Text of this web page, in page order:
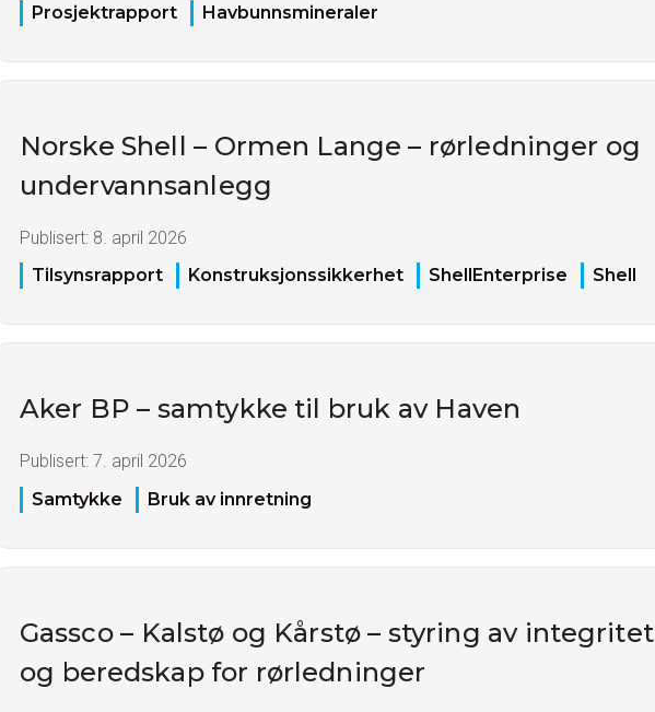
Prosjektrapport
Havbunnsmineraler
Norske Shell – Ormen Lange – rørledninger og
undervannsanlegg
Publisert: 8. april 2026
Tilsynsrapport
Konstruksjonssikkerhet ShellEnterprise Shell
Aker BP – samtykke til bruk av Haven
Publisert: 7. april 2026
Samtykke
Bruk av innretning
Gassco – Kalstø og Kårstø – styring av integritet
og beredskap for rørledninger